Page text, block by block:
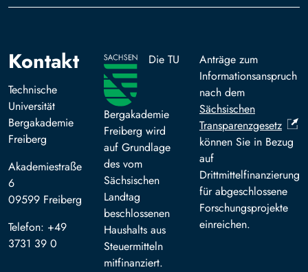
Kontakt
Technische
Universität
Bergakademie
Freiberg
Akademiestraße
6
09599 Freiberg
Telefon: +49
3731 39 0
Die TU
Bergakademie
Freiberg wird
auf Grundlage
des vom
Sächsischen
Landtag
beschlossenen
Haushalts aus
Steuermitteln
mitfinanziert.
Anträge zum
Informationsanspruch
nach dem
Sächsischen
Transparenzgesetz
können Sie in Bezug
auf
Drittmittelfinanzierung
für abgeschlossene
Forschungsprojekte
einreichen.